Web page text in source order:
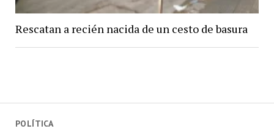
POLÍTICA
Rescatan a recién nacida de un cesto de basura